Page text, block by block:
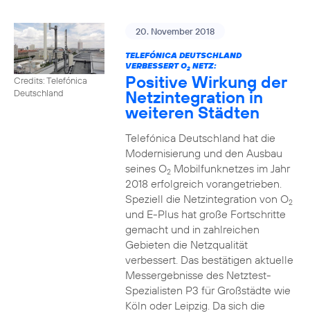
Credits: Telefónica
Deutschland
20. November 2018
TELEFÓNICA DEUTSCHLAND
VERBESSERT O2NETZ:
Positive Wirkung der
Netzintegration in
weiteren Städten
Telefónica Deutschland hat die
Modernisierung und den Ausbau
seines O2Mobilfunknetzes im Jahr
2018 erfolgreich vorangetrieben.
Speziell die Netzintegration von O2
und E-Plus hat große Fortschritte
gemacht und in zahlreichen
Gebieten die Netzqualität
verbessert. Das bestätigen aktuelle
Messergebnisse des Netztest-
Spezialisten P3 für Großstädte wie
Köln oder Leipzig. Da sich die